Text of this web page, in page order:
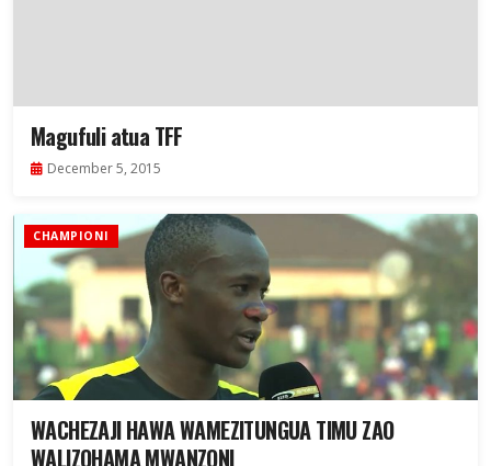
Magufuli atua TFF
December 5, 2015
CHAMPIONI
WACHEZAJI HAWA WAMEZITUNGUA TIMU ZAO
WALIZOHAMA MWANZONI